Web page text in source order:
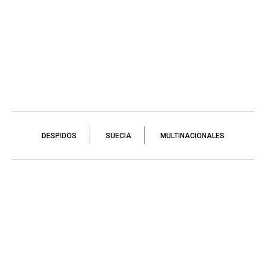
DESPIDOS SUECIA MULTINACIONALES